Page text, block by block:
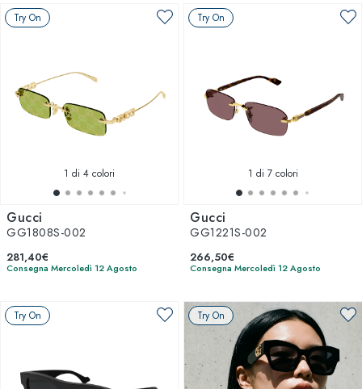
Try On
1 di 4 colori
Gucci
GG1808S-002
281,40€
Consegna Mercoledì 12 Agosto
Try On
1 di 7 colori
Gucci
GG1221S-002
266,50€
Consegna Mercoledì 12 Agosto
Try On Try On